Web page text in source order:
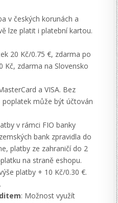
v českých korunách a
lze platit i platební kartou.
20 Kč/0.75 €, zdarma po
Kč, zdarma na Slovensko
a VISA. Bez
může být účtován
v rámci FIO banky
bank zpravidla do
platby ze zahraničí do 2
na straně eshopu.
platby + 10 Kč/0.30 €.
: Možnost využít